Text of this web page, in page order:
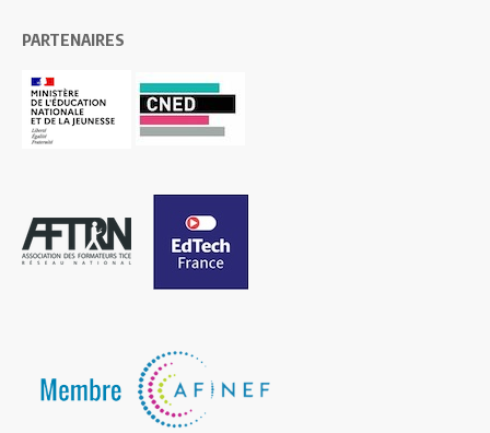
PARTENAIRES